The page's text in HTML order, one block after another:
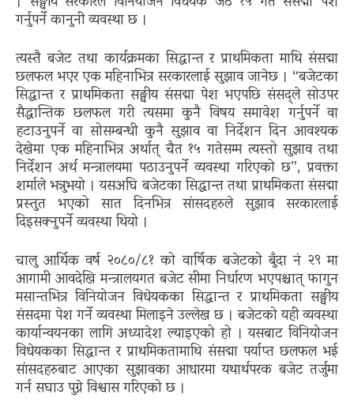
गर्नुपर्ने कानुनी व्यवस्था छ ।
त्यस्तै बजेट तथा कार्यक्रमका सिद्धान्त र प्राथमिकता माथि संसद्मा
छलफल भएर एक महिनाभित्र सरकारलाई सुझाव जानेछ । “बजेटका
सिद्धान्त र प्राथमिकता सङ्घीय संसद्मा पेश भएपछि संसद्ले सोउपर
सैद्धान्तिक छलफल गरी त्यसमा कुनै विषय समावेश गर्नुपर्ने वा
हटाउनुपर्ने वा सोसम्बन्धी कुनै सुझाव वा निर्देशन दिन आवश्यक
देखेमा एक महिनाभित्र अर्थात् चैत १५ गतेसम्म त्यस्तो सुझाव तथा
निर्देशन अर्थ मन्त्रालयमा पठाउनुपर्ने व्यवस्था गरिएको छ”, प्रवक्ता
शर्माले भन्नुभयो । यसअघि बजेटका सिद्धान्त तथा प्राथमिकता संसद्मा
प्रस्तुत भएको सात दिनभित्र सांसदहरुले सुझाव सरकारलाई
दिइसक्नुपर्ने व्यवस्था थियो ।
चालु आर्थिक वर्ष २०८०/८१ को वार्षिक बजेटको बुँदा नं २९ मा
आगामी आवदेखि मन्त्रालयगत बजेट सीमा निर्धारण भएपश्चात् फागुन
मसान्तभित्र विनियोजन विधेयकका सिद्धान्त र प्राथमिकता सङ्घीय
संसदमा पेश गर्ने व्यवस्था मिलाइने उल्लेख छ । बजेटको यही व्यवस्था
कार्यान्वयनका लागि अध्यादेश ल्याइएको हो । यसबाट विनियोजन
विधेयकका सिद्धान्त र प्राथमिकतामाथि संसद्मा पर्याप्त छलफल भई
सांसदहरुबाट आएका सुझावका आधारमा यथार्थपरक बजेट तर्जुमा
गर्न सघाउ पुग्ने विश्वास गरिएको छ ।